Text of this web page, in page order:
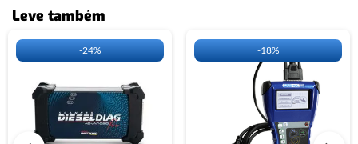
Leve também
-24% -18%